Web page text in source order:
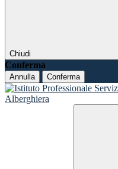
Chiudi
Conferma
Annulla Conferma